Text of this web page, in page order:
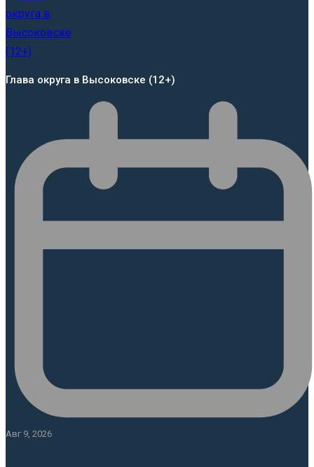
Глава округа в Высоковске (12+)
Авг 9, 2026